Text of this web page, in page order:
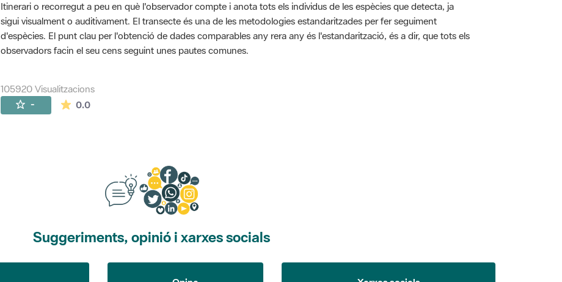
Itinerari o recorregut a peu en què l'observador compte i anota tots els individus de les espècies que detecta, ja
sigui visualment o auditivament. El transecte és una de les metodologies estandaritzades per fer seguiment
d'espècies. El punt clau per l'obtenció de dades comparables any rera any és l'estandarització, és a dir, que tots els
observadors facin el seu cens seguint unes pautes comunes.
105920 Visualitzacions
- 0.0La mitjana de les valoracions és de 0 estrelles de 5.
Suggeriments, opinió i xarxes socials